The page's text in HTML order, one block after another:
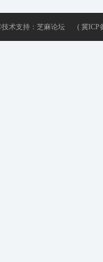
术支持： 芝麻论坛 ( 冀ICP